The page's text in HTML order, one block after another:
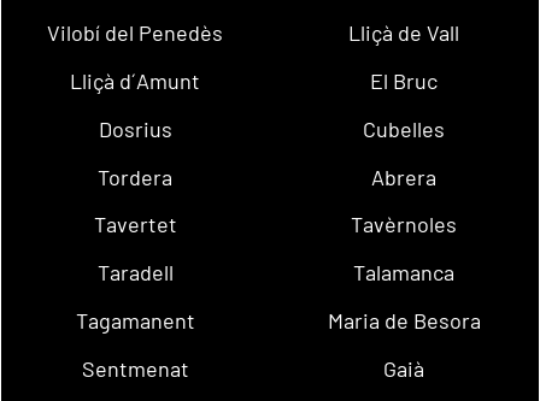
Vilobí del Penedès
Lliçà de Vall
Lliçà d´Amunt
El Bruc
Dosrius
Cubelles
Tordera
Abrera
Tavertet
Tavèrnoles
Taradell
Talamanca
Tagamanent
Maria de Besora
Sentmenat
Gaià